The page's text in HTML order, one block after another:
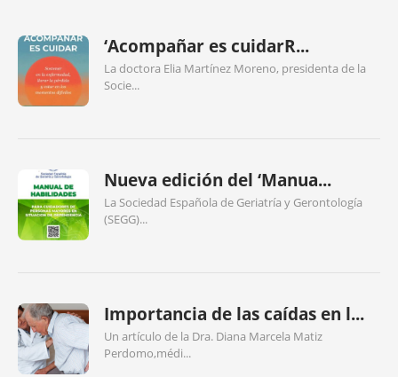
‘Acompañar es cuidarR...
La doctora Elia Martínez Moreno, presidenta de la
Socie...
Nueva edición del ‘Manua...
La Sociedad Española de Geriatría y Gerontología
(SEGG)...
Importancia de las caídas en l...
Un artículo de la Dra. Diana Marcela Matiz
Perdomo,médi...